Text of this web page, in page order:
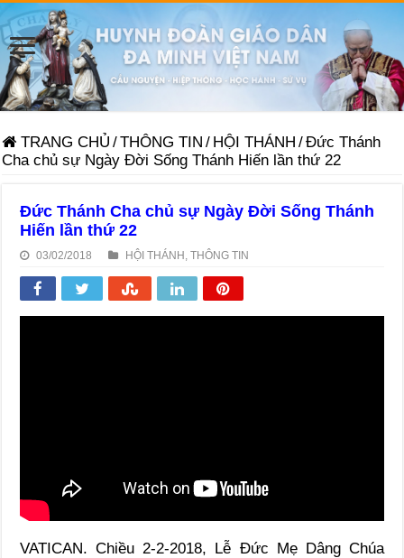
TRANG CHỦ /THÔNG TIN / HỘI THÁNH /Đức Thánh
Cha chủ sự Ngày Đời Sống Thánh Hiến lần thứ 22
Đức Thánh Cha chủ sự Ngày Đời Sống Thánh
Hiến lần thứ 22
03/02/2018 HỘI THÁNH ,THÔNG TIN
VATICAN. Chiều 2-2-2018, Lễ Đức Mẹ Dâng Chúa